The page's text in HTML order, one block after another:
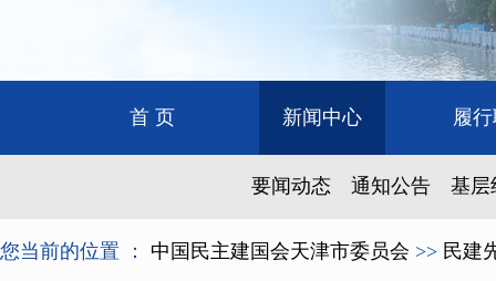
首 页 新闻中心 履
要闻动态 通知公告 基层
您当前的位置 ： 中国民主建国会天津市委员会 >> 民建